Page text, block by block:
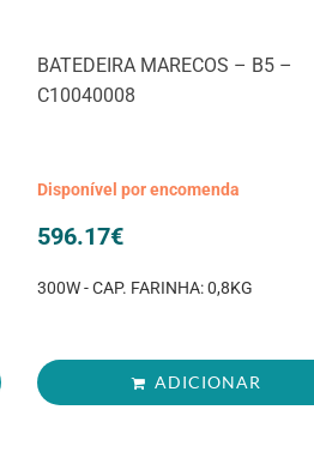
BATEDEIRA MARECOS – B5 –
C10040008
Disponível por encomenda
596.17€
300W - CAP. FARINHA: 0,8KG
ADICIONAR